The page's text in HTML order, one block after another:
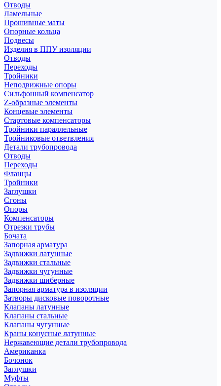
Отводы
Ламельные
Прошивные маты
Опорные кольца
Подвесы
Изделия в ППУ изоляции
Отводы
Переходы
Тройники
Неподвижные опоры
Cильфонный компенсатор
Z-образные элементы
Концевые элементы
Стартовые компенсаторы
Тройники параллельные
Тройниковые ответвления
Детали трубопровода
Отводы
Переходы
Фланцы
Тройники
Заглушки
Сгоны
Опоры
Компенсаторы
Отрезки трубы
Бочата
Запорная арматура
Задвижки латунные
Задвижки стальные
Задвижки чугунные
Задвижки шиберные
Запорная арматура в изоляции
Затворы дисковые поворотные
Клапаны латунные
Клапаны стальные
Клапаны чугунные
Краны конусные латунные
Нержавеющие детали трубопровода
Американка
Бочонок
Заглушки
Муфты